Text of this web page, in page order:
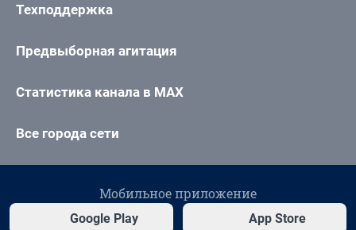
Техподдержка
Предвыборная агитация
Статистика канала в MAX
Все города сети
Мобильное приложение
Google Play App Store